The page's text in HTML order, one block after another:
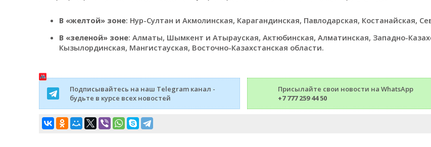
В «желтой» зоне: Нур-Султан и Акмолинская, Карагандинская, Павлодарская, Костанайская,
В «зеленой» зоне: Алматы, Шымкент и Атырауская, Актюбинская, Алматинская, Западно-
Кызылординская, Мангистауская, Восточно-Казахстанская области.
Подписывайтесь на наш Telegram канал -
будьте в курсе всех новостей
Присылайте свои новости на WhatsApp
+7 777 259 44 50